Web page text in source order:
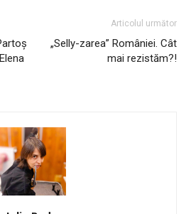
Articolul următor
„Selly-zarea” României. Cât
mai rezistăm?!